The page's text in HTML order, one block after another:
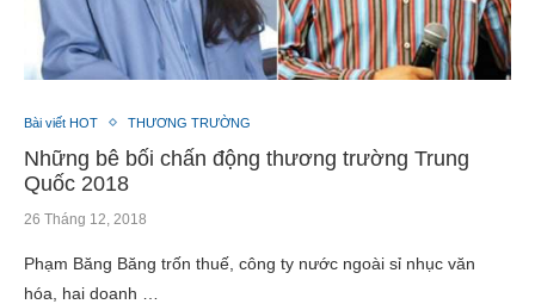
Bài viết HOT THƯƠNG TRƯỜNG
Những bê bối chấn động thương trường Trung
Quốc 2018
26 Tháng 12, 2018
Phạm Băng Băng trốn thuế, công ty nước ngoài sỉ nhục văn
hóa, hai doanh …